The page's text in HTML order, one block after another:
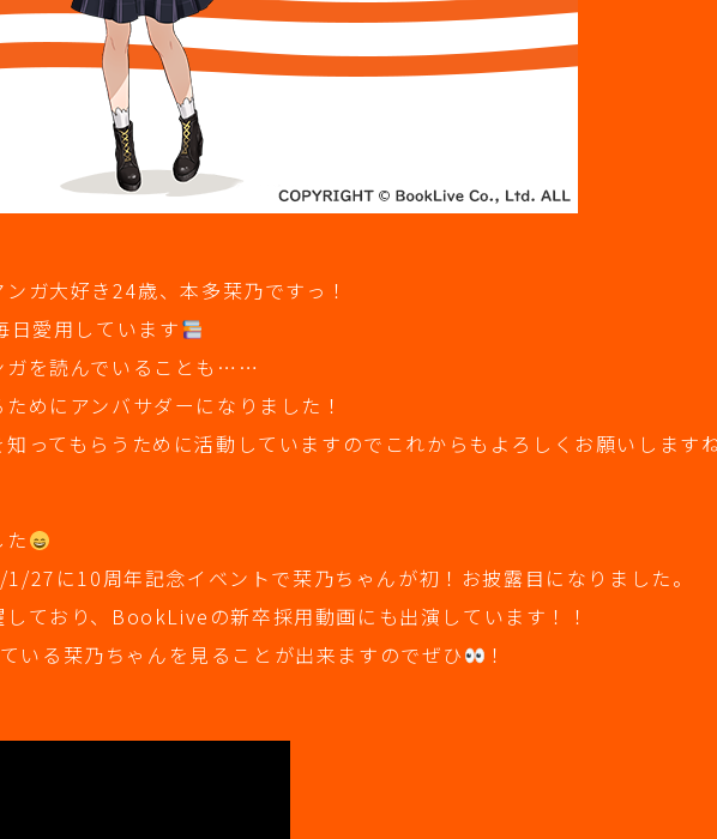
ガ大好き24歳、本多栞乃ですっ！
日愛用しています
ガを読んでいることも……
めにアンバサダーになりました！
ってもらうために活動していますのでこれからもよろしくお願いします
27に10周年記念イベントで栞乃ちゃんが初！お披露目になりました。
ており、BookLiveの新卒採用動画にも出演しています！！
いる栞乃ちゃんを見ることが出来ますのでぜひ
！